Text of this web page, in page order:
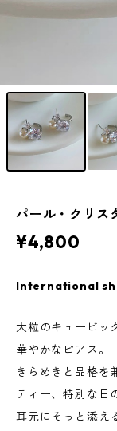
パール・クリス
¥4,800
International
大粒のキュービッ
華やかなピアス。
きらめきと品格を
ティー、特別な日
耳元にそっと添え